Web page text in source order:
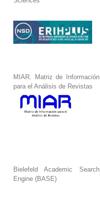
MIAR. Matriz de Información
para el Análisis de Revistas
Bielefeld Academic Search
Engine (BASE)